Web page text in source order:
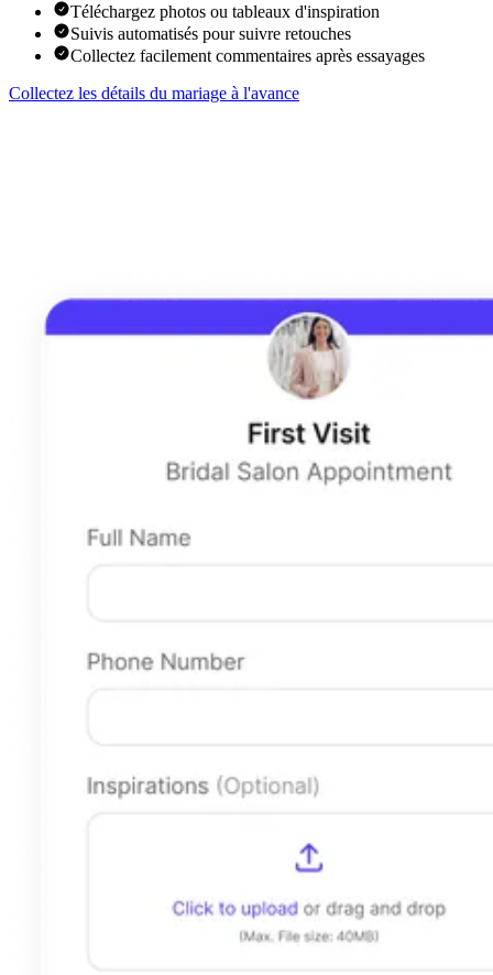
Téléchargez photos ou tableaux d'inspiration
Suivis automatisés pour suivre retouches
Collectez facilement commentaires après essayages
Collectez les détails du mariage à l'avance